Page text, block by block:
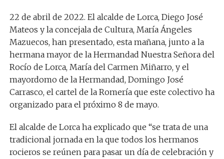
22 de abril de 2022. El alcalde de Lorca, Diego José
Mateos y la concejala de Cultura, María Ángeles
Mazuecos, han presentado, esta mañana, junto a la
hermana mayor de la Hermandad Nuestra Señora del
Rocío de Lorca, María del Carmen Miñarro, y el
mayordomo de la Hermandad, Domingo José
Carrasco, el cartel de la Romería que este colectivo ha
organizado para el próximo 8 de mayo.
El alcalde de Lorca ha explicado que “se trata de una
tradicional jornada en la que todos los hermanos
rocieros se reúnen para pasar un día de celebración y